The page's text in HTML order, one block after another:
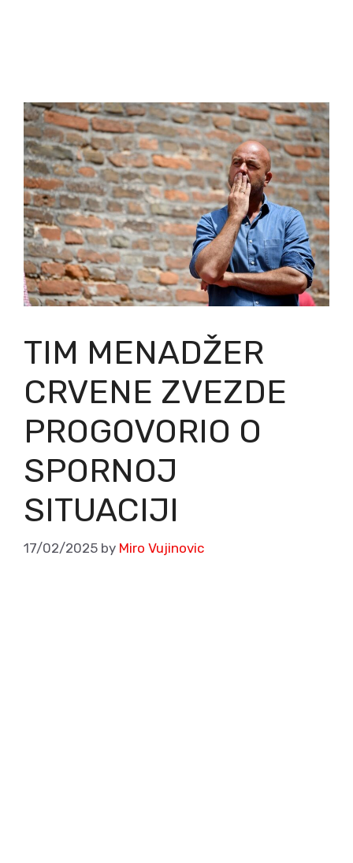
TIM MENADŽER
CRVENE ZVEZDE
PROGOVORIO O
SPORNOJ
SITUACIJI
17/02/2025 by Miro Vujinovic